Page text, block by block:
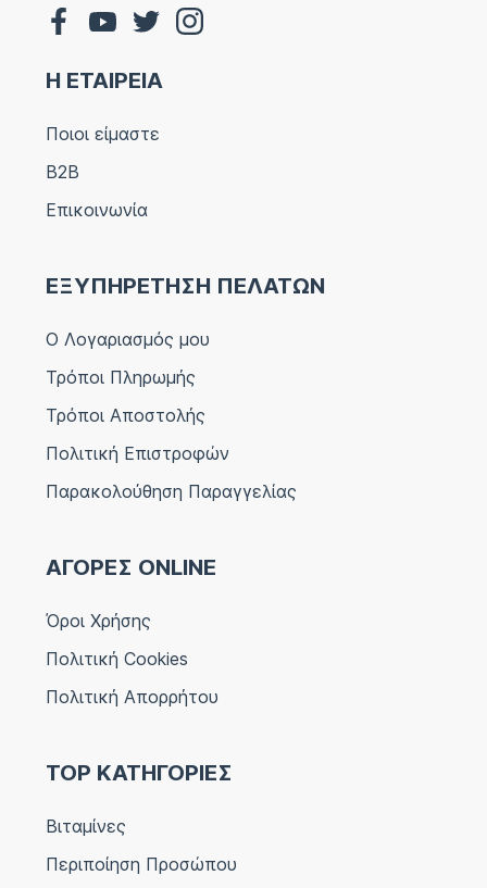
Η ΕΤΑΙΡΕΙΑ
Ποιοι είμαστε
B2B
Επικοινωνία
ΕΞΥΠΗΡΕΤΗΣΗ ΠΕΛΑΤΩΝ
Ο Λογαριασμός μου
Τρόποι Πληρωμής
Τρόποι Αποστολής
Πολιτική Επιστροφών
Παρακολούθηση Παραγγελίας
ΑΓΟΡΕΣ ONLINE
Όροι Χρήσης
Πολιτική Cookies
Πολιτική Απορρήτου
TOP ΚΑΤΗΓΟΡΙΕΣ
Βιταμίνες
Περιποίηση Προσώπου